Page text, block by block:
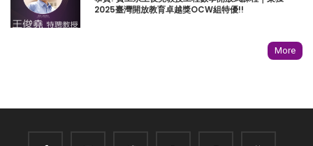
2025臺灣開放教育卓越獎OCW組特優!!
More